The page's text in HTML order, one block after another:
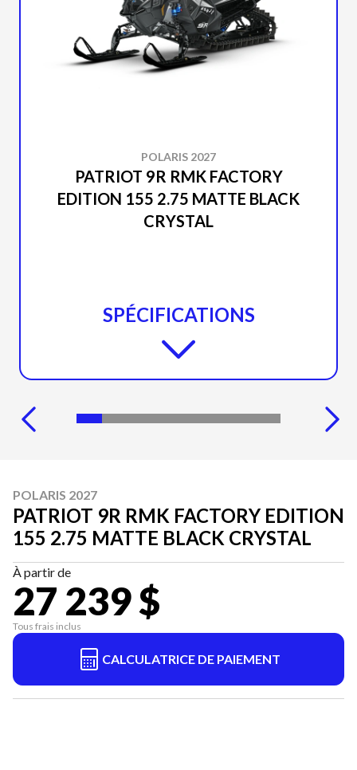
POLARIS 2027
PATRIOT 9R RMK FACTORY
EDITION 155 2.75 MATTE BLACK
CRYSTAL
SPÉCIFICATIONS
POLARIS 2027
PATRIOT 9R RMK FACTORY EDITION
155 2.75 MATTE BLACK CRYSTAL
À partir de
27 239 $
Tous frais inclus
CALCULATRICE DE PAIEMENT